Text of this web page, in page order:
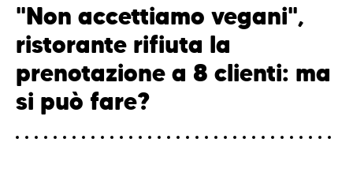
"Non accettiamo vegani",
ristorante rifiuta la
prenotazione a 8 clienti: ma
si può fare?